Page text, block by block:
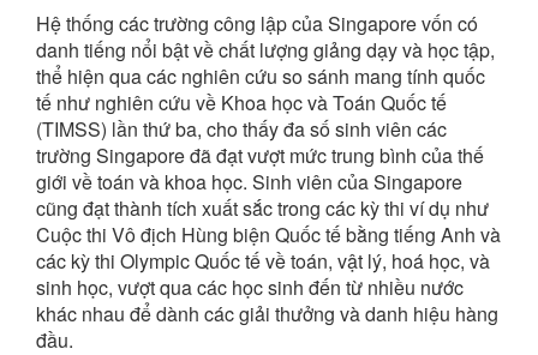
Hệ thống các trường công lập của Singapore vốn có
danh tiếng nổi bật về chất lượng giảng dạy và học tập,
thể hiện qua các nghiên cứu so sánh mang tính quốc
tế như nghiên cứu về Khoa học và Toán Quốc tế
(TIMSS) lần thứ ba, cho thấy đa số sinh viên các
trường Singapore đã đạt vượt mức trung bình của thế
giới về toán và khoa học. Sinh viên của Singapore
cũng đạt thành tích xuất sắc trong các kỳ thi ví dụ như
Cuộc thi Vô địch Hùng biện Quốc tế bằng tiếng Anh và
các kỳ thi Olympic Quốc tế về toán, vật lý, hoá học, và
sinh học, vượt qua các học sinh đến từ nhiều nước
khác nhau để dành các giải thưởng và danh hiệu hàng
đầu.